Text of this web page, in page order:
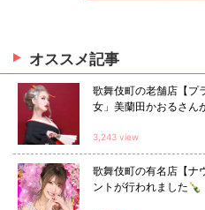
オススメ記事
歌舞伎町の老舗店【プ
女」美蘭田かおるさ
3,243 view
歌舞伎町の有名店【ナ
ントが行われました🍾